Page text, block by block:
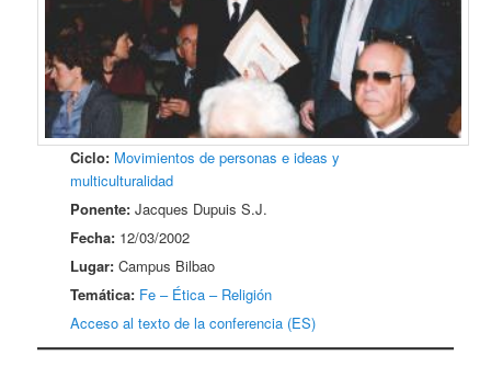
Ciclo: Movimientos de personas e ideas y
multiculturalidad
Ponente: Jacques Dupuis S.J.
Fecha: 12/03/2002
Lugar: Campus Bilbao
Temática: Fe – Ética – Religión
Acceso al texto de la conferencia (ES)